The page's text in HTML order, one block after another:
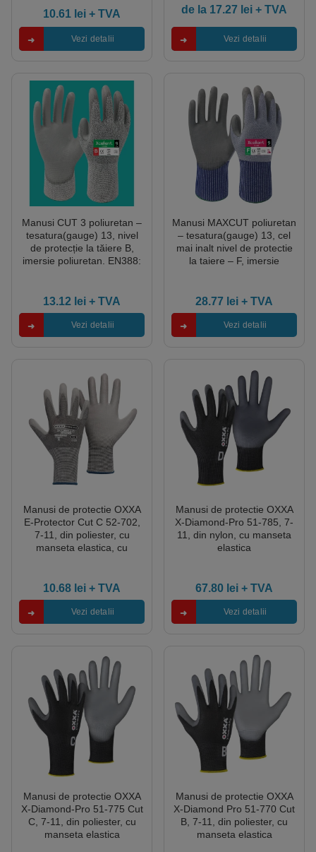
temp de contact 100°C.
EN388: 4121X, EN407:
X1XXXX
10.61 lei + TVA
Vezi detalii
rezistenta la temp de
de la 17.27 lei + TVA
Vezi detalii
Manusi CUT 3 poliuretan –
tesatura(gauge) 13, nivel
de protecție la tăiere B,
imersie poliuretan. EN388:
13.12 lei + TVA
Vezi detalii
Manusi MAXCUT poliuretan
– tesatura(gauge) 13, cel
mai inalt nivel de protectie
la taiere – F, imersie
4X43F
28.77 lei + TVA
Vezi detalii
Manusi de protectie OXXA
E-Protector Cut C 52-702,
7-11, din poliester, cu
manseta elastica, cu
10.68 lei + TVA
Vezi detalii
Manusi de protectie OXXA
X-Diamond-Pro 51-785, 7-
11, din nylon, cu manseta
elastica
67.80 lei + TVA
Vezi detalii
Manusi de protectie OXXA
X-Diamond-Pro 51-775 Cut
C, 7-11, din poliester, cu
manseta elastica
Manusi de protectie OXXA
X-Diamond Pro 51-770 Cut
B, 7-11, din poliester, cu
manseta elastica